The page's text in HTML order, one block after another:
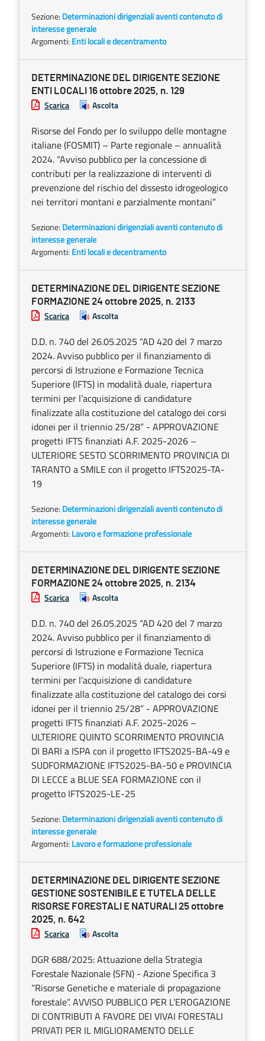
Sezione: Determinazioni dirigenziali aventi contenuto di
interesse generale
Argomenti: Enti locali e decentramento
DETERMINAZIONE DEL DIRIGENTE SEZIONE
ENTI LOCALI 16 ottobre 2025, n. 129
Scarica Ascolta
Risorse del Fondo per lo sviluppo delle montagne
italiane (FOSMIT) – Parte regionale – annualità
2024. “Avviso pubblico per la concessione di
contributi per la realizzazione di interventi di
prevenzione del rischio del dissesto idrogeologico
nei territori montani e parzialmente montani”
Sezione: Determinazioni dirigenziali aventi contenuto di
interesse generale
Argomenti: Enti locali e decentramento
DETERMINAZIONE DEL DIRIGENTE SEZIONE
FORMAZIONE 24 ottobre 2025, n. 2133
Scarica Ascolta
D.D. n. 740 del 26.05.2025 “AD 420 del 7 marzo
2024. Avviso pubblico per il finanziamento di
percorsi di Istruzione e Formazione Tecnica
Superiore (IFTS) in modalità duale, riapertura
termini per l’acquisizione di candidature
finalizzate alla costituzione del catalogo dei corsi
idonei per il triennio 25/28” - APPROVAZIONE
progetti IFTS finanziati A.F. 2025-2026 –
ULTERIORE SESTO SCORRIMENTO PROVINCIA DI
TARANTO a SMILE con il progetto IFTS2025-TA-
19
Sezione: Determinazioni dirigenziali aventi contenuto di
interesse generale
Argomenti: Lavoro e formazione professionale
DETERMINAZIONE DEL DIRIGENTE SEZIONE
FORMAZIONE 24 ottobre 2025, n. 2134
Scarica Ascolta
D.D. n. 740 del 26.05.2025 “AD 420 del 7 marzo
2024. Avviso pubblico per il finanziamento di
percorsi di Istruzione e Formazione Tecnica
Superiore (IFTS) in modalità duale, riapertura
termini per l’acquisizione di candidature
finalizzate alla costituzione del catalogo dei corsi
idonei per il triennio 25/28” - APPROVAZIONE
progetti IFTS finanziati A.F. 2025-2026 –
ULTERIORE QUINTO SCORRIMENTO PROVINCIA
DI BARI a ISPA con il progetto IFTS2025-BA-49 e
SUDFORMAZIONE IFTS2025-BA-50 e PROVINCIA
DI LECCE a BLUE SEA FORMAZIONE con il
progetto IFTS2025-LE-25
Sezione: Determinazioni dirigenziali aventi contenuto di
interesse generale
Argomenti: Lavoro e formazione professionale
DETERMINAZIONE DEL DIRIGENTE SEZIONE
GESTIONE SOSTENIBILE E TUTELA DELLE
RISORSE FORESTALI E NATURALI 25 ottobre
2025, n. 642
Scarica Ascolta
DGR 688/2025: Attuazione della Strategia
Forestale Nazionale (SFN) - Azione Specifica 3
“Risorse Genetiche e materiale di propagazione
forestale”. AVVISO PUBBLICO PER L’EROGAZIONE
DI CONTRIBUTI A FAVORE DEI VIVAI FORESTALI
PRIVATI PER IL MIGLIORAMENTO DELLE